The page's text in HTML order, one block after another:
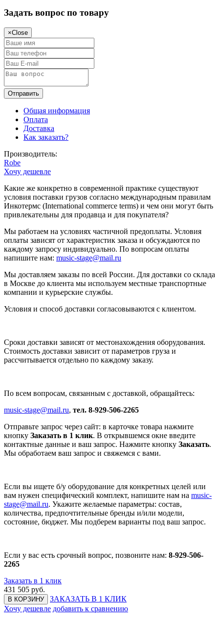
Задать вопрос по товару
×Close
Общая информация
Оплата
Доставка
Как заказать?
Производитель:
Robe
Хочу дешевле
Какие же конкретно в современной практике существуют
условия поставки грузов согласно международным правилам
Инкотермс (International commerce terms) и чем они могут быть
привлекательны для продавца и для покупателя?
Мы работаем на условиях частичной предоплаты. Условия
оплаты зависят от характеристик заказа и обсуждаются по
каждому запросу индивидуально. По вопросам оплаты
напишите нам: music-stage@mail.ru
Мы доставляем заказы по всей России. Для доставки со склада
в Москве до клиента мы используем местные транспортные
компании и курьерские службы.
Условия и способ доставки согласовываются с клиентом.
Сроки доставки зависят от местонахождения оборудования.
Стоимость доставки зависит от параметров груза и
рассчитывается отдельно по каждому заказу.
По всем вопросам, связанным с доставкой, обращайтесь:
music-stage@mail.ru, тел. 8-929-506-2265
Отправьте запрос через сайт: в карточке товара нажмите
кнопку Заказать в 1 клик. В открывшемся окне введите
контактные данные и ваш запрос. Нажмите кнопку Заказать.
Мы обработаем ваш запрос и свяжемся с вами.
Если вы ищете б/у оборудование для конкретных целей или
вам нужен специфический комплект, напишите нам на music-
stage@mail.ru. Укажите желаемые параметры: состав,
количества, предпочтительные бренды и/или модели,
состояние, бюджет. Мы подберем варианты под ваш запрос.
Если у вас есть срочный вопрос, позвоните нам: 8-929-506-
2265
Заказать в 1 клик
431 505 руб.
В КОРЗИНУ
ЗАКАЗАТЬ В 1 КЛИК
Хочу дешевле добавить к сравнению